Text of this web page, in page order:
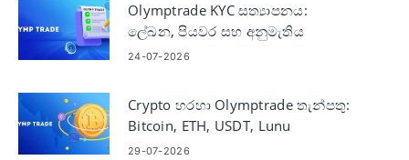
Olymptrade KYC සත්‍යාපනය:
ලේඛන, පියවර සහ අනුමැතිය
24-07-2026
Crypto හරහා Olymptrade තැන්පතු:
Bitcoin, ETH, USDT, Lunu
29-07-2026